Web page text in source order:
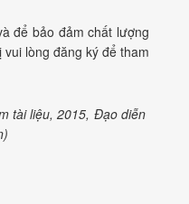
để bảo đảm chất lượng
lòng đăng ký để tham
tài liệu, 2015, Đạo diễn